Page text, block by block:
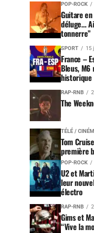
POP-ROCK
Guitare
déluge…
tonnerre”
SPORT 15
France –
Bleus, M6
historique
RAP-RNB
The
TÉLÉ /
Tom
première
POP-ROCK
U2 et
leur
électro
RAP-RNB
Gims et
“Vive la